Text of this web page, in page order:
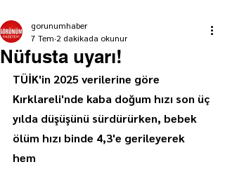
Nüfusta uyarı!
gorunumhaber
7 Tem 2 dakikada okunur
TÜİK'in 2025 verilerine göre
Kırklareli'nde kaba doğum hızı son üç
yılda düşüşünü sürdürürken, bebek
ölüm hızı binde 4,3'e gerileyerek
hem